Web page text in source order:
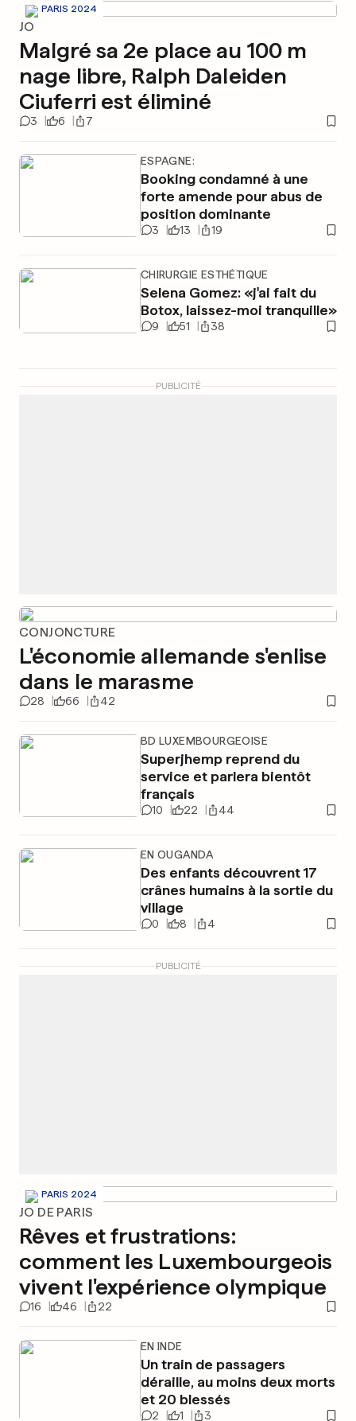
PARIS 2024
JO
Malgré sa 2e place au 100 m
nage libre, Ralph Daleiden
Ciuferri est éliminé
3 6 7
ESPAGNE:
Booking condamné à une
forte amende pour abus de
position dominante
3 13 19
CHIRURGIE ESTHÉTIQUE
Selena Gomez: «j'ai fait du
Botox, laissez-moi tranquille»
9 51 38
PUBLICITÉ
CONJONCTURE
L'économie allemande s'enlise
dans le marasme
28 66 42
BD LUXEMBOURGEOISE
Superjhemp reprend du
service et parlera bientôt
français
10 22 44
EN OUGANDA
Des enfants découvrent 17
crânes humains à la sortie du
village
0 8 4
PUBLICITÉ
PARIS 2024
JO DE PARIS
Rêves et frustrations:
comment les Luxembourgeois
vivent l'expérience olympique
16 46 22
EN INDE
Un train de passagers
déraille, au moins deux morts
et 20 blessés
2 1 3